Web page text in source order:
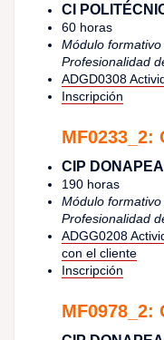
CI
60 horas
Módulo
Profesionalidad
ADGD0308
Inscripción
MF0233_2:
CIP DONAPEA
190 horas
Módulo
Profesionalidad
ADGG0208
con el cliente
Inscripción